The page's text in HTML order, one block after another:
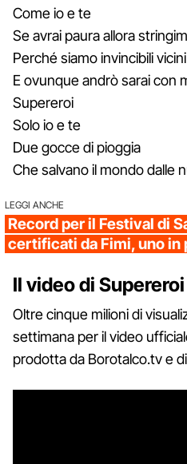
Come io e te
Se avrai paura allora
Perché siamo invincibili vicini
E ovunque andrò sarai con
Supereroi
Solo io e te
Due gocce di pioggia
Che salvano il mondo dalle
LEGGI ANCHE
Record per il Festival di
certificati da Fimi, uno in
Il video di Supereroi
Oltre cinque milioni di
settimana per il video
prodotta da Borotalco.tv e